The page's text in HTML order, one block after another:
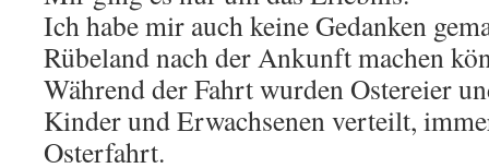
Ich habe mir auch keine Gedanken
Rübeland nach der Ankunft machen
Während der Fahrt wurden Ostereier
Kinder und Erwachsenen verteilt,
Osterfahrt.